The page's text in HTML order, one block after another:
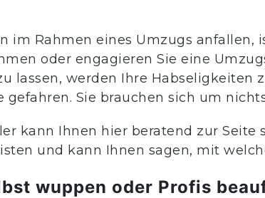
im Rahmen eines Umzugs anfallen,
oder engagieren Sie eine
lassen, werden Ihre Habseligkeiten
gefahren. Sie brauchen sich um
kann Ihnen hier beratend zur
und kann Ihnen sagen, mit
wuppen oder Profis